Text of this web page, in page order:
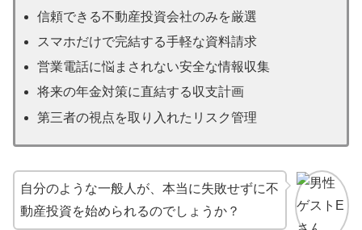
信頼できる不動産投資会社のみを厳選
スマホだけで完結する手軽な資料請求
営業電話に悩まされない安全な情報収集
将来の年金対策に直結する収支計画
第三者の視点を取り入れたリスク管理
自分のような一般人が、本当に失敗せずに不
動産投資を始められるのでしょうか？